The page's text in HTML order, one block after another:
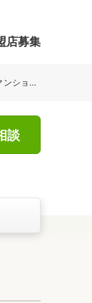
店募集
シル LIXIL ピアラ
談